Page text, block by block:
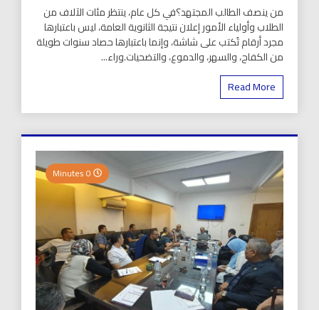
من ينصف الطالب المجتهد؟في كل عام، ينتظر مئات الآلاف من
الطلاب وأولياء الأمور إعلان نتيجة الثانوية العامة، ليس باعتبارها
مجرد أرقام تُكتب على شاشة، وإنما باعتبارها حصاد سنوات طويلة
من الكفاح، والسهر، والدموع، والتضحيات.وراء...
Read More